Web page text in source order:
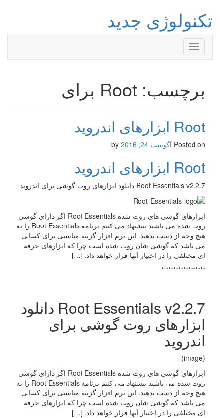
تکنولوژی جدید
Toggle
navigation
برچسب: Root برای
Root ابزارهای اندروید
Posted on آگوست 24, 2016
Root ابزارهای اندروید
Root Essentials v2.2.7 دانلود ابزارهای روت گوشی برای اندروید
ابزارهای گوشی های روت شده Root Essentials اگر دارای گوشی
روت شده می باشید پیشنهاد می کنیم برنامه Root Essentials را به
هیچ وجه از دست ندهید. این نرم افزار گزینه مناسبی برای کسانی
می باشد که گوشی شان روت شده است چرا که ابزارهای حرفه
ای مختلفی را در اختیار آنها قرار خواهد داد. […]
******************
Root Essentials v2.2.7 دانلود
ابزارهای روت گوشی برای
اندروید
(image)
ابزارهای گوشی های روت شده Root Essentials اگر دارای گوشی
روت شده می باشید پیشنهاد می کنیم برنامه Root Essentials را به
هیچ وجه از دست ندهید. این نرم افزار گزینه مناسبی برای کسانی
می باشد که گوشی شان روت شده است چرا که ابزارهای حرفه
ای مختلفی را در اختیار آنها قرار خواهد داد. […]